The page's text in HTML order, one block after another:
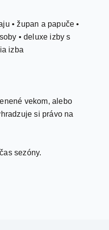
• župan a papuče •
• deluxe izby s
izba
vekom, alebo
si právo na
sezóny.